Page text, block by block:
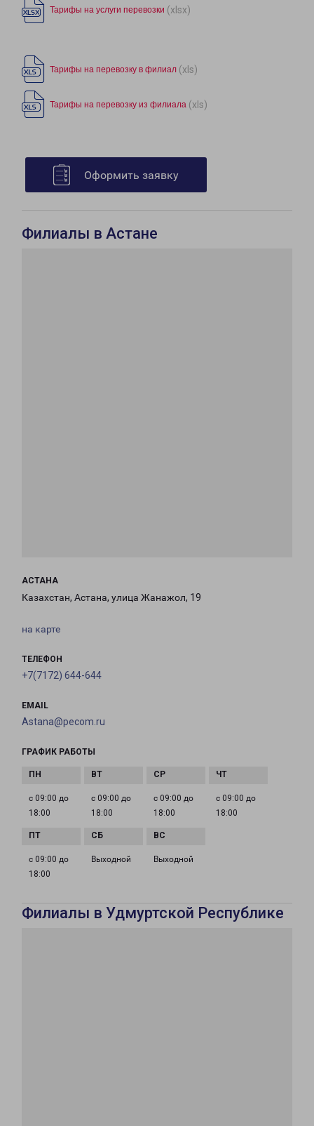
Тарифы на услуги перевозки (xlsx)
Тарифы на перевозку в филиал (xls)
Тарифы на перевозку из филиала (xls)
Оформить заявку
Филиалы в Астане
АСТАНА
Казахстан, Астана, улица Жанажол, 19
на карте
ТЕЛЕФОН
+7(7172) 644-644
EMAIL
Astana@pecom.ru
ГРАФИК РАБОТЫ
с 09:00 до
18:00
с 09:00 до
18:00
с 09:00 до
18:00
с 09:00 до
18:00
с 09:00 до
18:00
Выходной Выходной
Филиалы в Удмуртской Республике